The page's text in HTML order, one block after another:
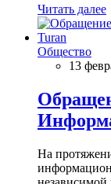
Читать далее
Общество
13
На